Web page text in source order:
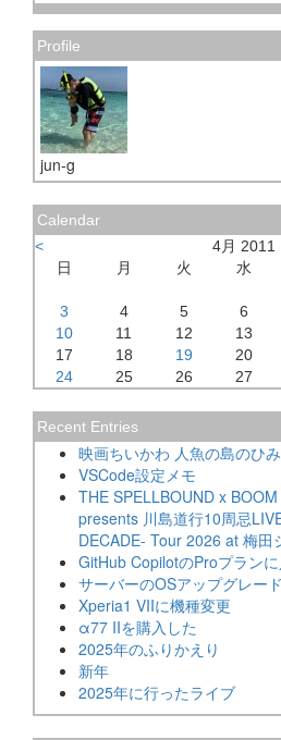
Profile
jun-g
Calendar
<
4月 2011
日
月 火 水
3
4 5 6
10
11 12 13
17
18 19 20
24
25 26 27
Recent Entries
映画ちいかわ 人魚の島のひ
VSCode設定メモ
THE SPELLBOUND x
presents 川島道行10周忌
DECADE- Tour 2026 at 梅田
GitHub CopilotのProプラン
サーバーのOSアップグレー
Xperia1 VIIに機種変更
α77 IIを購入した
2025年のふりかえり
新年
2025年に行ったライブ